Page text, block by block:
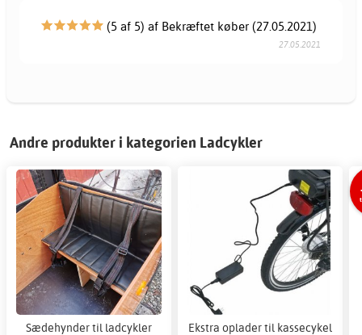
(5 af 5) af Bekræftet køber (27.05.2021)
27.05.2021
Andre produkter i kategorien Ladcykler
Sædehynder til ladcykler Ekstra oplader til kassecykel